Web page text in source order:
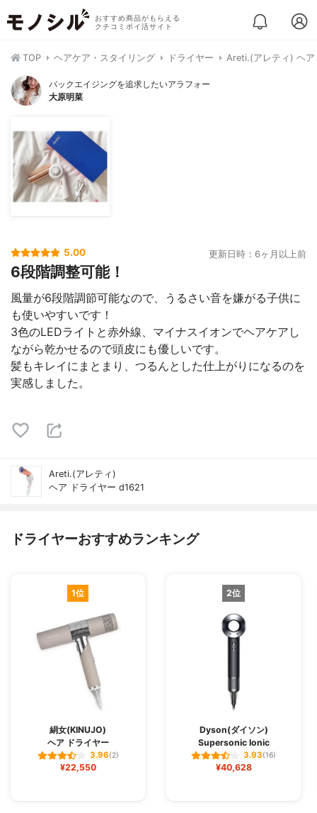
おすすめ商品がもらえる
クチコミポイ活サイト
TOP ヘアケア・スタイリング ドライヤー Areti.(アレティ) ヘ
バックエイジングを追求したいアラフォー
大原明菜
5.00 更新日時：6ヶ月以上前
6段階調整可能！
風量が6段階調節可能なので、うるさい音を嫌がる子供に
も使いやすいです！
3色のLEDライトと赤外線、マイナスイオンでヘアケアし
ながら乾かせるので頭皮にも優しいです。
髪もキレイにまとまり、つるんとした仕上がりになるのを
実感しました。
Areti.(アレティ)
ヘア ドライヤー d1621
ドライヤーおすすめランキング
1位
絹女(KINUJO)
ヘア ドライヤー
3.96(2)
¥22,550
2位
Dyson(ダイソン)
Supersonic Ionic
3.93(16)
¥40,628